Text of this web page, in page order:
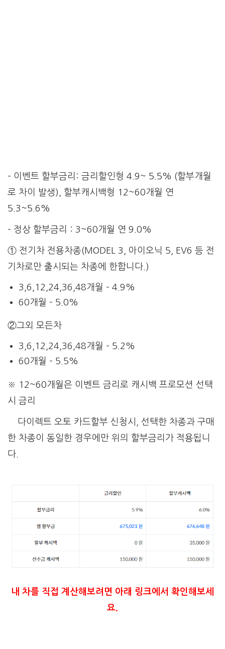
– 이벤트 할부금리: 금리할인형 4.9~ 5.5% (할부개월
로 차이 발생), 할부캐시백형 12~60개월 연
5.3~5.6%
– 정상 할부금리 : 3~60개월 연 9.0%
① 전기차 전용차종(MODEL 3, 아이오닉 5, EV6 등 전
기차로만 출시되는 차종에 한합니다.)
3,6,12,24,36,48개월 – 4.9%
60개월 – 5.0%
②그외 모든차
3,6,12,24,36,48개월 – 5.2%
60개월 – 5.5%
※ 12~60개월은 이벤트 금리로 캐시백 프로모션 선택
시 금리
다이렉트 오토 카드할부 신청시, 선택한 차종과 구매
한 차종이 동일한 경우에만 위의 할부금리가 적용됩니
다.
내 차를 직접 계산해보려면 아래 링크에서 확인해보세
요.